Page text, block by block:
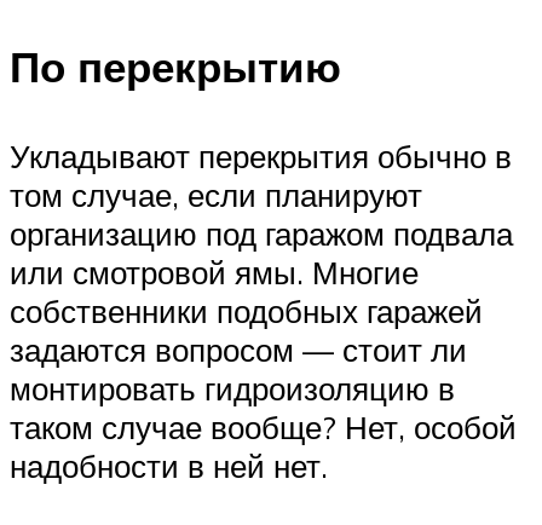
По перекрытию
Укладывают перекрытия обычно в
том случае, если планируют
организацию под гаражом подвала
или смотровой ямы. Многие
собственники подобных гаражей
задаются вопросом — стоит ли
монтировать гидроизоляцию в
таком случае вообще? Нет, особой
надобности в ней нет.